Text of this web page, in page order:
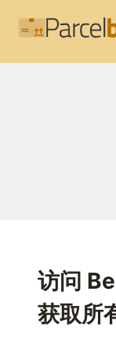
访问
获取所